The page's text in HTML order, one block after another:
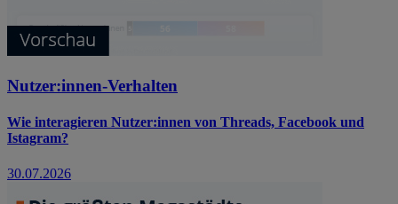
Nutzer:innen-Verhalten
Wie interagieren Nutzer:innen von Threads, Facebook und
Istagram?
30.07.2026